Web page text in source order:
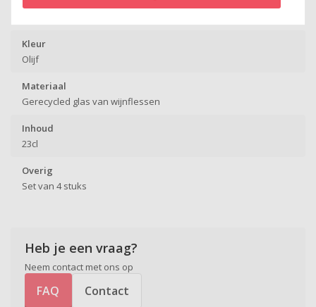
Heb je een vraag?
Neem contact met ons op
FAQ Contact
Kleur
Olijf
Materiaal
Gerecycled glas van wijnflessen
Inhoud
23cl
Overig
Set van 4 stuks